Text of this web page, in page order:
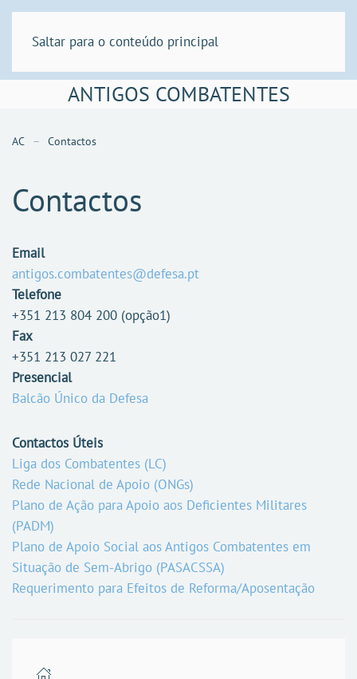
Saltar para o conteúdo principal
ANTIGOS COMBATENTES
AC Contactos
Contactos
Email
antigos.combatentes@defesa.pt
Telefone
+351 213 804 200 (opção1)
Fax
+351 213 027 221
Presencial
Balcão Único da Defesa
Contactos Úteis
Liga dos Combatentes (LC)
Rede Nacional de Apoio (ONGs)
Plano de Ação para Apoio aos Deficientes Militares
(PADM)
Plano de Apoio Social aos Antigos Combatentes em
Situação de Sem-Abrigo (PASACSSA)
Requerimento para Efeitos de Reforma/Aposentação